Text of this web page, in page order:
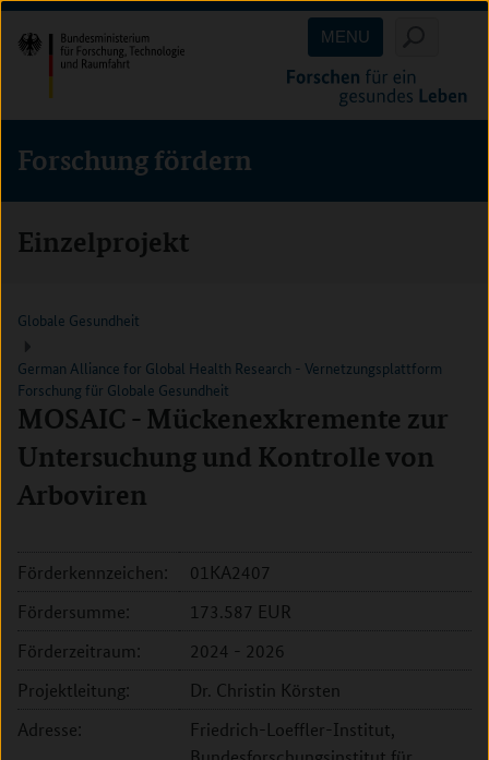
Direkt
zum
Inhalt
(Eingabetaste)
Direkt
zum
Hauptmenu
(Eingabetaste)
Direkt
zur
Suche
(Eingabetaste)
MENU
Forschung fördern
Einzelprojekt
Globale Gesundheit
German Alliance for Global Health Research - Vernetzungsplattform
Forschung für Globale Gesundheit
MOSAIC - Mückenexkremente zur
Untersuchung und Kontrolle von
Arboviren
Förderkennzeichen:
01KA2407
Fördersumme:
173.587 EUR
Förderzeitraum:
2024 - 2026
Projektleitung:
Dr. Christin Körsten
Adresse:
Friedrich-Loeffler-Institut,